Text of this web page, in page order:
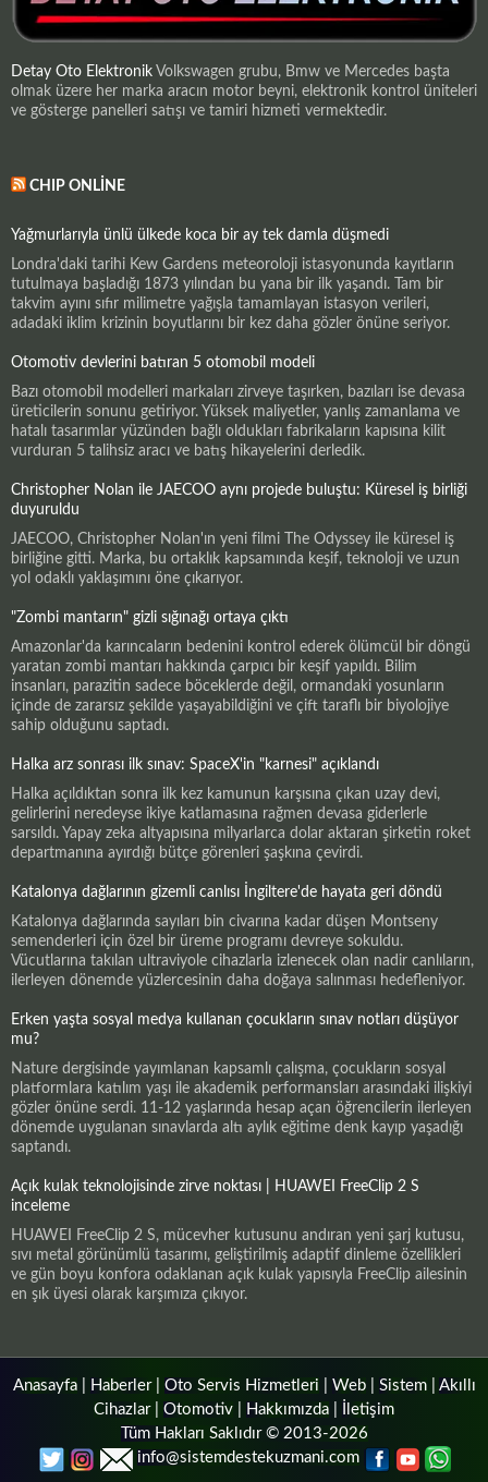
Detay Oto Elektronik Volkswagen grubu, Bmw ve Mercedes başta
olmak üzere her marka aracın motor beyni, elektronik kontrol üniteleri
ve gösterge panelleri satışı ve tamiri hizmeti vermektedir.
CHIP ONLINE
Yağmurlarıyla ünlü ülkede koca bir ay tek damla düşmedi
Londra'daki tarihi Kew Gardens meteoroloji istasyonunda kayıtların
tutulmaya başladığı 1873 yılından bu yana bir ilk yaşandı. Tam bir
takvim ayını sıfır milimetre yağışla tamamlayan istasyon verileri,
adadaki iklim krizinin boyutlarını bir kez daha gözler önüne seriyor.
Otomotiv devlerini batıran 5 otomobil modeli
Bazı otomobil modelleri markaları zirveye taşırken, bazıları ise devasa
üreticilerin sonunu getiriyor. Yüksek maliyetler, yanlış zamanlama ve
hatalı tasarımlar yüzünden bağlı oldukları fabrikaların kapısına kilit
vurduran 5 talihsiz aracı ve batış hikayelerini derledik.
Christopher Nolan ile JAECOO aynı projede buluştu: Küresel iş birliği
duyuruldu
JAECOO, Christopher Nolan'ın yeni filmi The Odyssey ile küresel iş
birliğine gitti. Marka, bu ortaklık kapsamında keşif, teknoloji ve uzun
yol odaklı yaklaşımını öne çıkarıyor.
"Zombi mantarın" gizli sığınağı ortaya çıktı
Amazonlar'da karıncaların bedenini kontrol ederek ölümcül bir döngü
yaratan zombi mantarı hakkında çarpıcı bir keşif yapıldı. Bilim
insanları, parazitin sadece böceklerde değil, ormandaki yosunların
içinde de zararsız şekilde yaşayabildiğini ve çift taraflı bir biyolojiye
sahip olduğunu saptadı.
Halka arz sonrası ilk sınav: SpaceX'in "karnesi" açıklandı
Halka açıldıktan sonra ilk kez kamunun karşısına çıkan uzay devi,
gelirlerini neredeyse ikiye katlamasına rağmen devasa giderlerle
sarsıldı. Yapay zeka altyapısına milyarlarca dolar aktaran şirketin roket
departmanına ayırdığı bütçe görenleri şaşkına çevirdi.
Katalonya dağlarının gizemli canlısı İngiltere'de hayata geri döndü
Katalonya dağlarında sayıları bin civarına kadar düşen Montseny
semenderleri için özel bir üreme programı devreye sokuldu.
Vücutlarına takılan ultraviyole cihazlarla izlenecek olan nadir canlıların,
ilerleyen dönemde yüzlercesinin daha doğaya salınması hedefleniyor.
Erken yaşta sosyal medya kullanan çocukların sınav notları düşüyor
mu?
Nature dergisinde yayımlanan kapsamlı çalışma, çocukların sosyal
platformlara katılım yaşı ile akademik performansları arasındaki ilişkiyi
gözler önüne serdi. 11-12 yaşlarında hesap açan öğrencilerin ilerleyen
dönemde uygulanan sınavlarda altı aylık eğitime denk kayıp yaşadığı
saptandı.
Açık kulak teknolojisinde zirve noktası | HUAWEI FreeClip 2 S
inceleme
HUAWEI FreeClip 2 S, mücevher kutusunu andıran yeni şarj kutusu,
sıvı metal görünümlü tasarımı, geliştirilmiş adaptif dinleme özellikleri
ve gün boyu konfora odaklanan açık kulak yapısıyla FreeClip ailesinin
en şık üyesi olarak karşımıza çıkıyor.
Anasayfa| Haberler| Oto Servis Hizmetleri Web| Sistem| Akıllı
Cihazlar| Otomotiv Hakkımızda
İletişim
Tüm Hakları Saklıdır © 2013-2026
info@sistemdestekuzmani.com